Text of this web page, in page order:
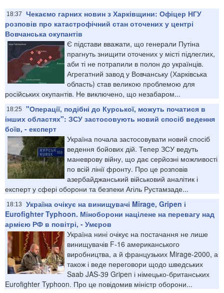
18:37
Чекаємо гарних новин з Харківщини: Офіцер НГУ
розповів про катастрофічний стан оточених у центрі
Вовчанська окупантів
Є підстави вважати, що генерали Путіна
прагнуть знищити оточених у місті підлеглих,
аби ті не потрапили в полон до українців.
Агрегатний завод у Вовчанську (Харківська
область) став великою проблемою для
російських окупантів. Не виключено, що незабаром...
18:25
"Операції, подібні до Курської, можуть початися в
інших областях": ЗСУ застосовують новий спосіб ведення
боїв, - експерт
Україна почала застосовувати новий спосіб
ведення бойових дій. Тепер ЗСУ ведуть
маневрову війну, що дає серйозні можливості
по всій лінії фронту. Про це розповів
азербайджанський військовий аналітик і
експерт у сфері оборони та безпеки Агіль Рустамзаде...
18:13
Україна очікує на винищувачі Mirage, Gripen і
Eurofighter Typhoon. Міноборони націлене на перевагу над
армією РФ в повітрі, - Умєров
Україна нині очікує на постачання не лише
винищувачів F-16 американського
виробництва, а й французьких Mirage-2000, а
також і веде переговори щодо шведських
Saab JAS-39 Gripen і німецько-британських
Eurofighter Typhoon. Про це повідомив міністр оборони...